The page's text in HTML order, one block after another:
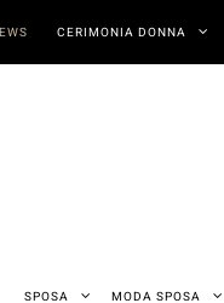
CERIMONIA DONNA
SPOSA MODA SPOSA